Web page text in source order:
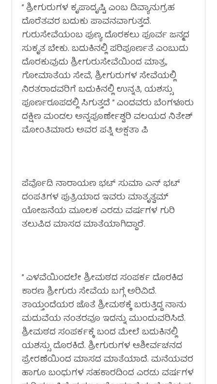
” ಶ್ರೀಗುರುಗಳ ಕೃಪಾದೃಷ್ಟಿ ಎಂಬ ದಿವ್ಯಾನುಗ್ರಹ
ದೊರೆತವರ ಬದುಕು ಪಾವನವಾಗುತ್ತದೆ.
ಗುರುಸೇವೆಯಂಬ ಪುಣ್ಯ ದೊರಕಲು ಪೂರ್ವ ಜನ್ಮದ
ಸುಕೃತ ಬೇಕು. ಬದುಕಿನಲ್ಲಿ ಪರಿಪೂರ್ಣತೆ ಎಂಬುದು
ದೊರಕುವುದು ಶ್ರೀಗುರುಸೇವೆಯಿಂದ ಮಾತ್ರ,
ಗೋಮಾತೆಯ ಸೇವೆ, ಶ್ರೀಗುರುಗಳ ಸೇವೆಯಲ್ಲಿ
ನಿರತರಾದವರಿಗೆ ಬದುಕಿನಲ್ಲಿ ಉನ್ನತಿ, ಯಶಸ್ಸು
ಪೂರ್ಣರೂಪದಲ್ಲಿ ಸಿಗುತ್ತದೆ ” ಎಂದವರು ಬೆಂಗಳೂರು
ದಕ್ಷಿಣ ಮಂಡಲ ಅನ್ನಪೂರ್ಣೇಶ್ವರಿ ವಲಯದ ನಿತೇಶ್
ಮೋಂತಿಮಾರು ಅವರ ಪತ್ನಿ ಅಕ್ಷತಾ ಪಿ
ಪೆರ್ವೊಡಿ ನಾರಾಯಣ ಭಟ್ ಸುಮಾ ಎನ್ ಭಟ್
ದಂಪತಿಗಳ ಪುತ್ರಿಯಾದ ಇವರು ಮಾತೃತ್ವಮ್
ಯೋಜನೆಯ ಮೂಲಕ ಎರಡು ವರ್ಷಗಳ ಗುರಿ
ತಲುಪಿದ ಮಾಸದ ಮಾತೆಯಾಗಿದ್ದಾರೆ.
” ಎಳವೆಯಿಂದಲೇ ಶ್ರೀಮಠದ ಸಂಪರ್ಕ ದೊರಕಿದ
ಕಾರಣ ಶ್ರೀಗುರು ಸೇವೆಯ ಬಗ್ಗೆ ಅರಿವಿದೆ.
ತಾಯ್ತಂದೆಯರ ಜೊತೆ ಶ್ರೀಮಠಕ್ಕೆ ಬರುತ್ತಿದ್ದ ನಾನು
ಮದುವೆಯ ನಂತರವೂ ಇದನ್ನು ಮುಂದುವರಿಸಿದೆ.
ಶ್ರೀಮಠದ ಸಂಪರ್ಕಕ್ಕೆ ಬಂದ ಮೇಲೆ ಬದುಕಿನಲ್ಲಿ
ಯಶಸ್ಸು ದೊರಕಿದೆ. ಶ್ರೀಗುರುಗಳ ಆಶೀರ್ವಚನದ
ಪ್ರೇರಣೆಯಿಂದ ಮಾಸದ ಮಾತೆಯಾದೆ. ಮನೆಯವರ
ಹಾಗೂ ಬಂಧುಗಳ ಸಹಕಾರದಿಂದ ಎರಡು ವರ್ಷಗಳ